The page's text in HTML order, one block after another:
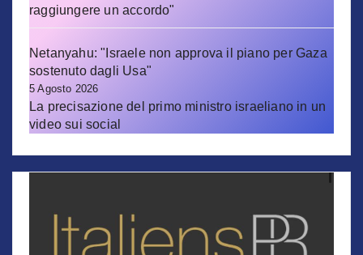
raggiungere un accordo"
Netanyahu: "Israele non approva il piano per Gaza
sostenuto dagli Usa"
5 Agosto 2026
La precisazione del primo ministro israeliano in un
video sui social